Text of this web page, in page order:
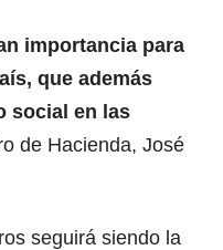
importancia para
que además
social en las
de Hacienda, José
seguirá siendo la